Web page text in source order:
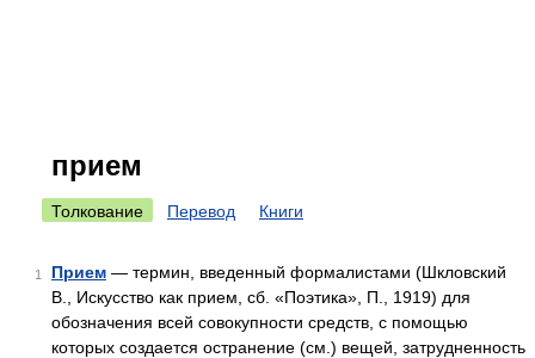
прием
Толкование Перевод Книги
1 Прием — термин, введенный формалистами (Шкловский
В., Искусство как прием, сб. «Поэтика», П., 1919) для
обозначения всей совокупности средств, с помощью
которых создается остранение (см.) вещей, затрудненность